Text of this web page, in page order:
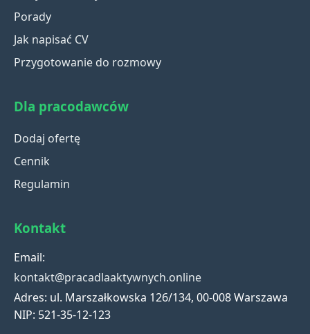
Porady
Jak napisać CV
Przygotowanie do rozmowy
Dla pracodawców
Dodaj ofertę
Cennik
Regulamin
Kontakt
Email:
kontakt@pracadlaaktywnych.online
Adres: ul. Marszałkowska 126/134, 00-008 Warszawa
NIP: 521-35-12-123